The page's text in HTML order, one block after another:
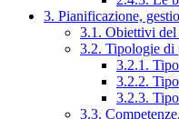
3. Pianificazione,
3.1. Obiettivi del
3.2. Tipologie di
3.2.1.
3.2.2.
3.2.3.
3.3.